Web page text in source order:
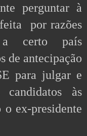
perguntar à
por razões
certo país
de antecipação
para julgar e
às
o ex-presidente